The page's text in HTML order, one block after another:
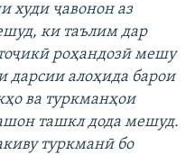
худи ҷавонон аз
ки таълим дар
роҳандозӣ мешу
дарсии алоҳида барои
ва туркманҳои
ташкл дода мешуд.
туркманӣ бо